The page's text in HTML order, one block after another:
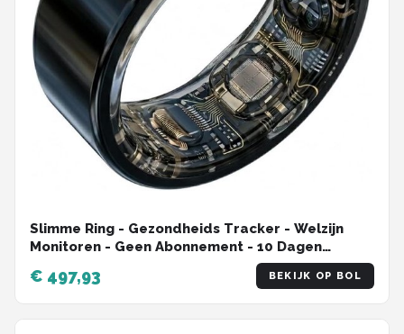
Slimme Ring - Gezondheids Tracker - Welzijn
Monitoren - Geen Abonnement - 10 Dagen
€ 497,93 BEKIJK OP BOL